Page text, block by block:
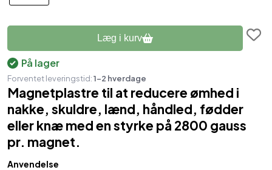
Læg i kurv
På lager
Forventet leveringstid:1-2 hverdage
Magnetplastre til at reducere ømhed i
nakke, skuldre, lænd, håndled, fødder
eller knæ med en styrke på 2800 gauss
pr. magnet.
Anvendelse